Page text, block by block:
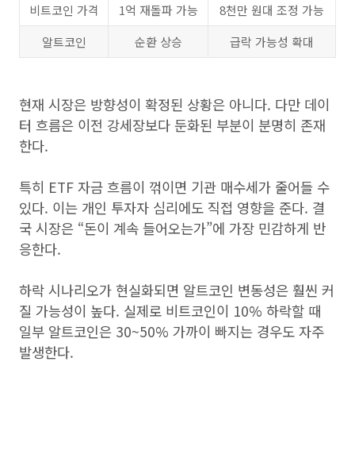
비트코인 가격
1억 재돌파 가능
8천만 원대 조정 가능
알트코인
순환 상승 급락 가능성 확대
현재 시장은 방향성이 확정된 상황은 아니다. 다만 데이
터 흐름은 이전 강세장보다 둔화된 부분이 분명히 존재
한다.
특히 ETF 자금 흐름이 꺾이면 기관 매수세가 줄어들 수
있다. 이는 개인 투자자 심리에도 직접 영향을 준다. 결
국 시장은 “돈이 계속 들어오는가”에 가장 민감하게 반
응한다.
하락 시나리오가 현실화되면 알트코인 변동성은 훨씬 커
질 가능성이 높다. 실제로 비트코인이 10% 하락할 때
일부 알트코인은 30~50% 가까이 빠지는 경우도 자주
발생한다.